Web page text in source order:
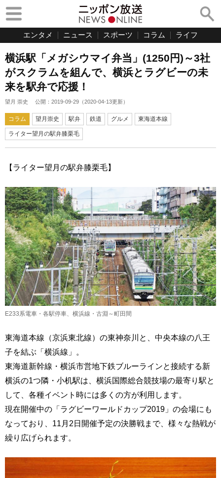
エンタメ ニュース スポーツ コラム ライフ
横浜駅「メガシウマイ弁当」(1250円)～3社
がスクラムを組んで、横浜とラグビーの未
来を駅弁で応援！
望月 崇史 公開： 2019-09-29 （2020-04-13更新）
コラム 望月崇史 駅弁 鉄道 グルメ 東海道本線
ライター望月の駅弁膝栗毛
【ライター望月の駅弁膝栗毛】
E233系電車・各駅停車、横浜線・古淵～町田間
東海道本線（京浜東北線）の東神奈川と、中央本線の八王
子を結ぶ「横浜線」。
東海道新幹線・横浜市営地下鉄ブルーラインと接続する新
横浜の1つ隣・小机駅は、横浜国際総合競技場の最寄り駅と
して、各種イベント時には多くの方が利用します。
現在開催中の「ラグビーワールドカップ2019」の会場にも
なっており、11月2日開催予定の決勝戦まで、様々な熱戦が
繰り広げられます。